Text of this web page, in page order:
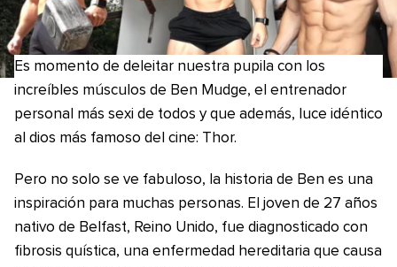
Es momento de deleitar nuestra pupila con los
increíbles músculos de Ben Mudge, el entrenador
personal más sexi de todos y que además, luce idéntico
al dios más famoso del cine: Thor.
Pero no solo se ve fabuloso, la historia de Ben es una
inspiración para muchas personas. El joven de 27 años
nativo de Belfast, Reino Unido, fue diagnosticado con
fibrosis quística, una enfermedad hereditaria que causa